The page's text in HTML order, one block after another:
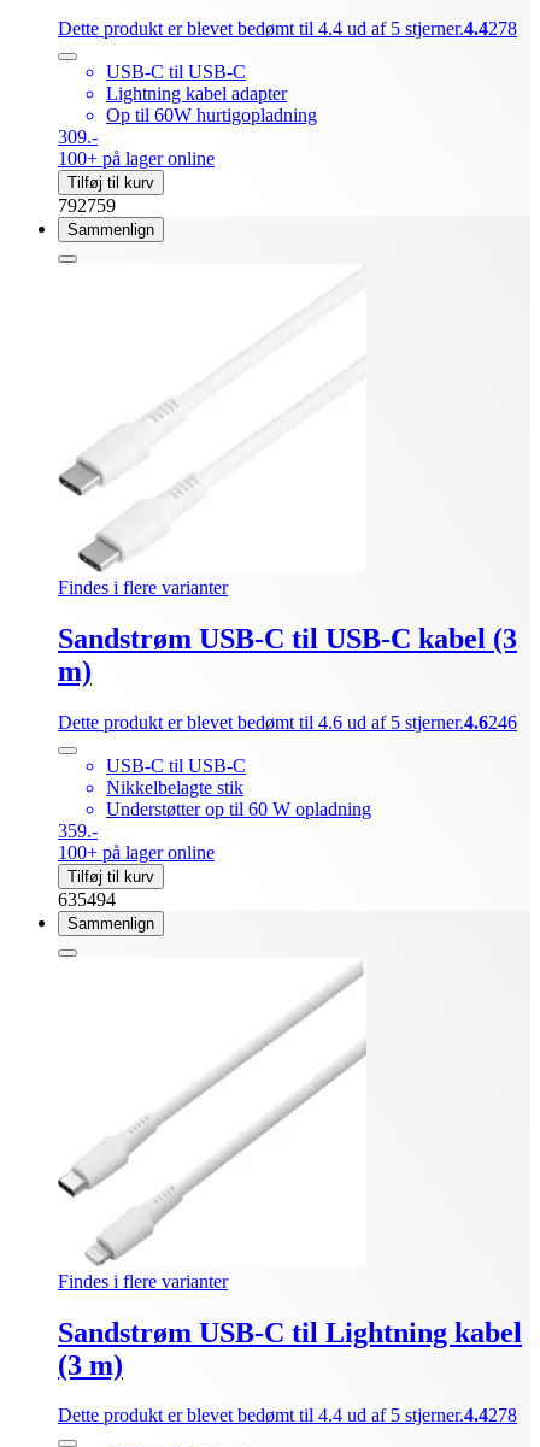
Dette produkt er blevet bedømt til 4.4 ud af 5 stjerner.4.4278
USB-C til USB-C
Lightning kabel adapter
Op til 60W hurtigopladning
309.-
100+ på lager online
Tilføj til kurv
792759
Sammenlign
Findes i flere varianter
Sandstrøm USB-C til USB-C kabel (3
m)
Dette produkt er blevet bedømt til 4.6 ud af 5 stjerner.4.6246
USB-C til USB-C
Nikkelbelagte stik
Understøtter op til 60 W opladning
359.-
100+ på lager online
Tilføj til kurv
635494
Sammenlign
Findes i flere varianter
Sandstrøm USB-C til Lightning kabel
(3 m)
Dette produkt er blevet bedømt til 4.4 ud af 5 stjerner.4.4278